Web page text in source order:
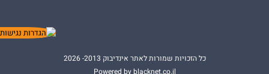
כל הזכויות שמורות לאתר אינדיבוק 2013- 2026
Powered by blacknet.co.il